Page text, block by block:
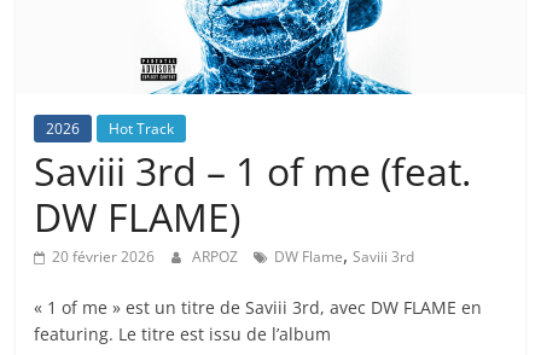
2026 Hot Track
Saviii 3rd – 1 of me (feat.
DW FLAME)
20 février 2026 ARPOZ DW Flame,Saviii 3rd
« 1 of me » est un titre de Saviii 3rd, avec DW FLAME en
featuring. Le titre est issu de l’album